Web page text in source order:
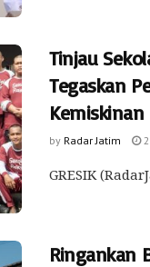
Tinjau
Tegaskan
Kemiskinan
by Radar Jatim 2
GRESIK
Ringankan